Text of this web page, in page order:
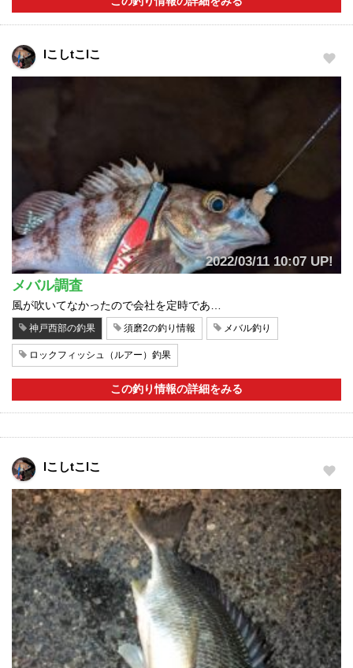
lこしtこlこ
2022/03/11 10:07 UP!
メバル調査
風が吹いてなかったので会社を定時であ…
神戸西部の釣果 須磨2の釣り情報 メバル釣り
ロックフィッシュ（ルアー）釣果
この釣り情報の詳細をみる
lこしtこlこ